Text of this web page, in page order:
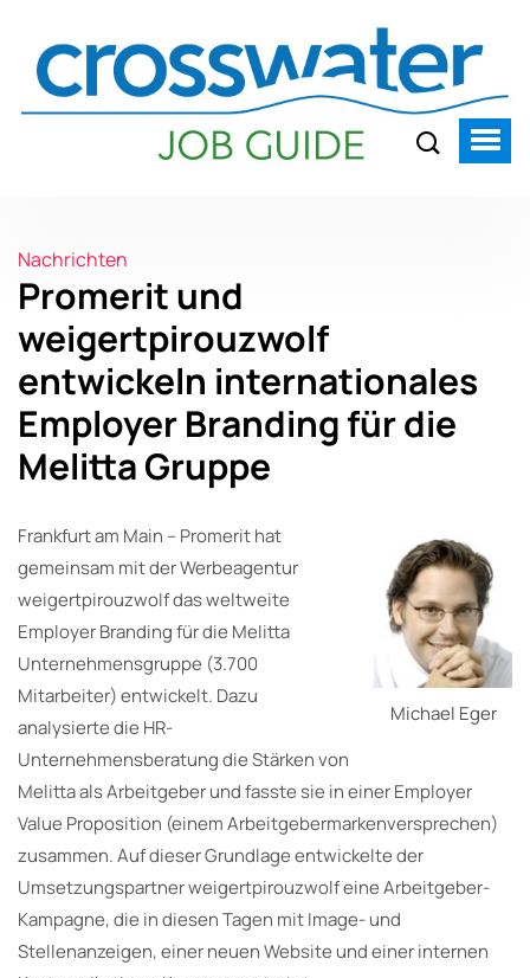
Nachrichten
Promerit und
weigertpirouzwolf
entwickeln internationales
Employer Branding für die
Melitta Gruppe
Michael Eger
Frankfurt am Main – Promerit hat
gemeinsam mit der Werbeagentur
weigertpirouzwolf das weltweite
Employer Branding für die Melitta
Unternehmensgruppe (3.700
Mitarbeiter) entwickelt. Dazu
analysierte die HR-
Unternehmensberatung die Stärken von
Melitta als Arbeitgeber und fasste sie in einer Employer
Value Proposition (einem Arbeitgebermarkenversprechen)
zusammen. Auf dieser Grundlage entwickelte der
Umsetzungspartner weigertpirouzwolf eine Arbeitgeber-
Kampagne, die in diesen Tagen mit Image- und
Stellenanzeigen, einer neuen Website und einer internen